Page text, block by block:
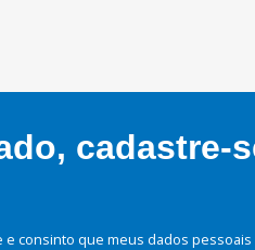
cadastre-
consinto que meus dados